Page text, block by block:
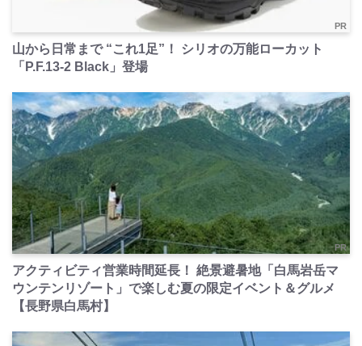
PR
山から日常まで “これ1足”！ シリオの万能ローカット
「P.F.13-2 Black」登場
PR
アクティビティ営業時間延長！ 絶景避暑地「白馬岩岳マ
ウンテンリゾート」で楽しむ夏の限定イベント＆グルメ
【長野県白馬村】